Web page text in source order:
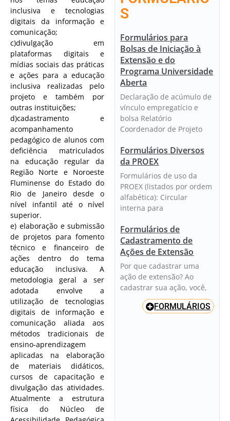
inclusiva e tecnologias
digitais da informação e
comunicação;
c)divulgação em
plataformas digitais e
mídias sociais das práticas
e ações para a educação
inclusiva realizadas pelo
projeto e também por
outras instituições;
d)cadastramento e
acompanhamento
pedagógico de alunos com
deficiência matriculados
na educação regular da
Região Norte e Noroeste
Fluminense do Estado do
Rio de Janeiro desde o
nível infantil até o nível
superior.
e) elaboração e submissão
de projetos para fomento
técnico e financeiro de
ações dentro do tema
educação inclusiva. A
metodologia geral a ser
adotada envolve a
utilização de tecnologias
digitais de informação e
comunicação aliada aos
métodos tradicionais de
ensino-aprendizagem
aplicadas na elaboração
de materiais didáticos,
cursos de capacitação e
divulgação das atividades.
Atualmente a estrutura
física do Núcleo de
S
Formulários para
Bolsas de Iniciação à
Extensão e do
Programa Universidade
Aberta
Declaração de acúmulo de
vínculo empregatício e
bolsa Relatório
Coordenador de Projeto
Formulários Diversos
da PROEX
Formulários de uso da
PROEX (listados por ordem
alfabética): Circular
interna para
Formulários de
Cadastramento de
Ações de Extensão
Por que cadastrar uma
ação de extensão? Ao
cadastrar sua ação, você,
FORMULÁRIOS